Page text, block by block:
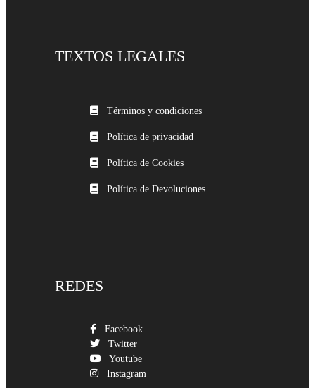
TEXTOS LEGALES
Términos y condiciones
Política de privacidad
Política de Cookies
Política de Devoluciones
REDES
Facebook
Twitter
Youtube
Instagram